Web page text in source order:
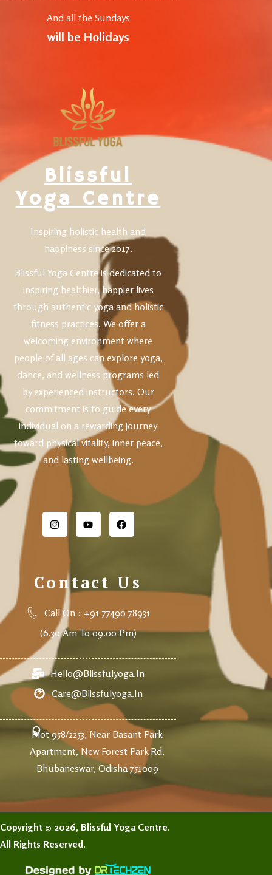
And all the Sundays
will be Holidays
Blissful
Yoga Centre
Inspiring holistic health and
happiness since 2017.
Blissful Yoga Centre is dedicated to
inspiring healthier, happier lives
through authentic yoga and holistic
fitness practices. We offer a
welcoming environment where
people of all ages can explore yoga,
dance, and wellness programs led
by experienced instructors. Our
commitment is to guide every
individual on a rewarding journey
toward physical vitality, inner peace,
and lasting wellbeing.
Contact Us
Call On : +91 77490 78931
(6.30 Am To 09.00 Pm)
Hello@blissfulyoga.in
Care@blissfulyoga.in
Plot 958/2253, Near Basant Park
Apartment, New Forest Park Rd,
Bhubaneswar, Odisha 751009
Copyright © 2026, Blissful Yoga Centre.
All Rights Reserved.